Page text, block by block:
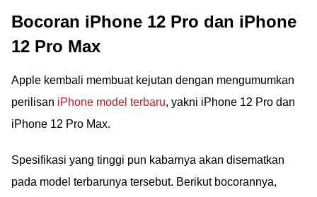
Bocoran iPhone 12 Pro dan iPhone
12 Pro Max
Apple kembali membuat kejutan dengan mengumumkan
perilisan iPhone model terbaru, yakni iPhone 12 Pro dan
iPhone 12 Pro Max.
Spesifikasi yang tinggi pun kabarnya akan disematkan
pada model terbarunya tersebut. Berikut bocorannya,